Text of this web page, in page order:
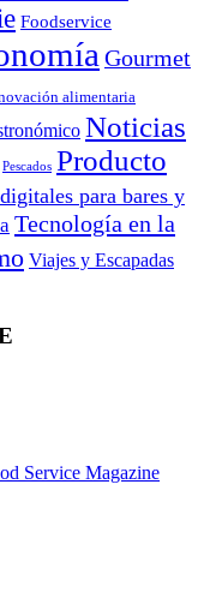
Foodservice
Gourmet
alimentaria
Noticias
Pescados Producto
para bares y
Tecnología en la
Viajes y Escapadas
Service Magazine